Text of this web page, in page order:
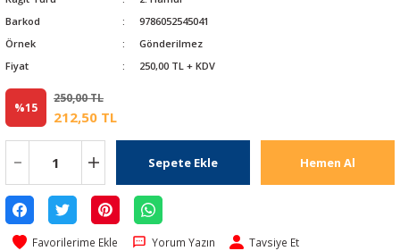
Barkod
9786052545041
Örnek
Gönderilmez
Fiyat
250,00 TL + KDV
%15
250,00 TL
212,50 TL
Sepete Ekle Hemen Al
Yorum Yazın Tavsiye Et